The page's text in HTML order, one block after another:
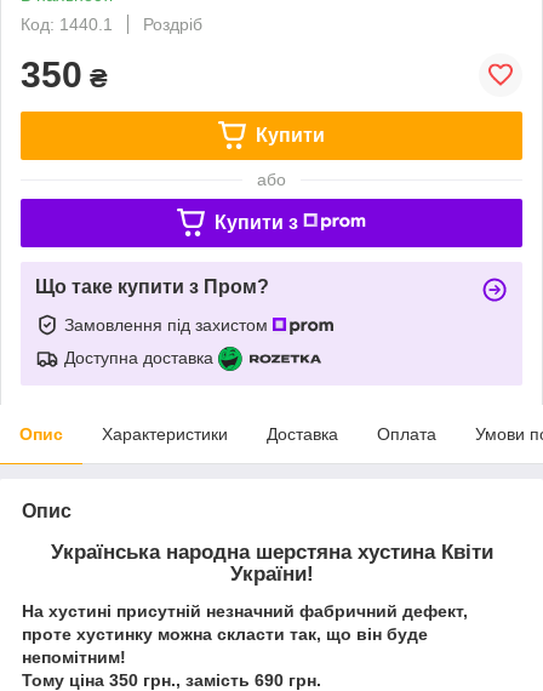
Код: 1440.1
Роздріб
350 ₴
Купити
або
Купити з
Що таке купити з Пром?
Замовлення під захистом
Доступна доставка
Опис Характеристики Доставка Оплата Умови
Опис
Українська народна шерстяна хустина Квіти
України!
На хустині присутній незначний фабричний дефект,
проте хустинку можна скласти так, що він буде
непомітним!
Тому ціна 350 грн., замість 690 грн.